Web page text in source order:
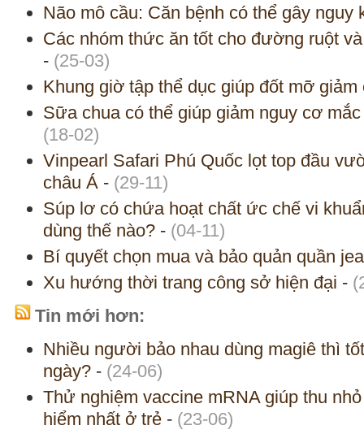
Não mô cầu: Căn bệnh có thể gây nguy
Các nhóm thức ăn tốt cho đường ruột
- (25-03)
Khung giờ tập thể dục giúp đốt mỡ giảm
Sữa chua có thể giúp giảm nguy cơ
(18-02)
Vinpearl Safari Phú Quốc lọt top đầu
châu Á - (29-11)
Súp lơ có chứa hoạt chất ức chế vi
dùng thế nào? - (04-11)
Bí quyết chọn mua và bảo quản quần
Xu hướng thời trang công sở hiện đại -
Tin mới hơn:
Nhiều người bảo nhau dùng magiê thì
ngày? - (24-06)
Thử nghiệm vaccine mRNA giúp thu
hiểm nhất ở trẻ - (23-06)